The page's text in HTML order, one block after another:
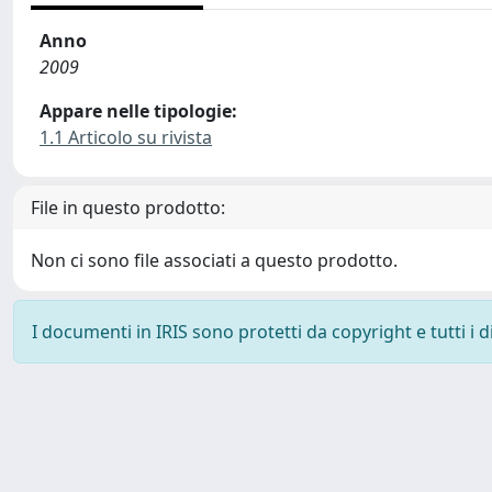
Anno
2009
Appare nelle tipologie:
1.1 Articolo su rivista
File in questo prodotto:
Non ci sono file associati a questo prodotto.
I documenti in IRIS sono protetti da copyright e tutti i